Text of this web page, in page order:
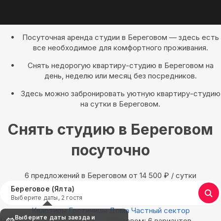
Посуточная аренда студии в Береговом — здесь есть
все необходимое для комфортного проживания.
Снять недорогую квартиру-студию в Береговом на
день, неделю или месяц без посредников.
Здесь можно забронировать уютную квартиру-студию
на сутки в Береговом.
Снять студию в Береговом
посуточно
6 предложений в Береговом oт 14 500 ₽ / сутки
Береговое (Ялта)
Выберите даты, 2 гостя
Квартиры Гостиницы Дома Частный сектор
Выберите даты заезда и